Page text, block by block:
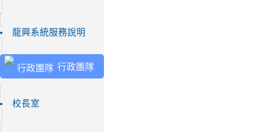
龍興系統服務說明
行政團隊
校長室